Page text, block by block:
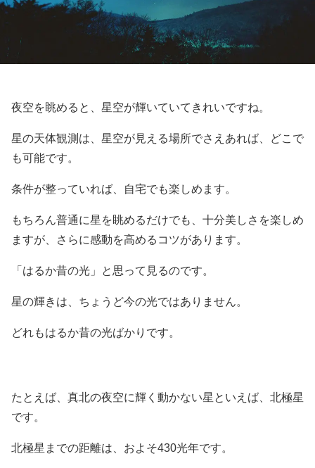
夜空を眺めると、星空が輝いていてきれいですね。
星の天体観測は、星空が見える場所でさえあれば、どこで
も可能です。
条件が整っていれば、自宅でも楽しめます。
もちろん普通に星を眺めるだけでも、十分美しさを楽しめ
ますが、さらに感動を高めるコツがあります。
「はるか昔の光」と思って見るのです。
星の輝きは、ちょうど今の光ではありません。
どれもはるか昔の光ばかりです。
たとえば、真北の夜空に輝く動かない星といえば、北極星
です。
北極星までの距離は、およそ430光年です。